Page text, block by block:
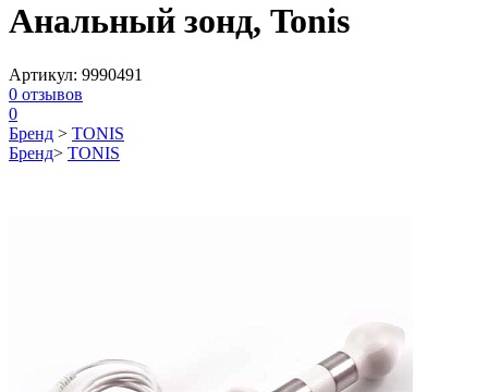
Анальный зонд, Tonis
Артикул: 9990491
0 отзывов
0
Бренд > TONIS
Бренд> TONIS